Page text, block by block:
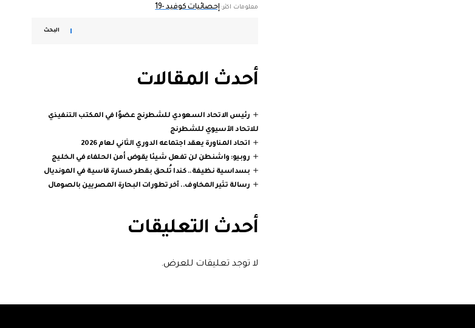
معلومات اكثر: إحصائيات كوفيد -19
البحث
أحدث المقالات
رئيس الاتحاد السعودي للشطرنج عضوًا في المكتب التنفيذي
للاتحاد الآسيوي للشطرنج
اتحاد المناورة يعقد اجتماعه الدوري الثاني لعام 2026
روبيو: واشنطن لن تفعل شيئا يقوض أمن الحلفاء في الخليج
بسداسية نظيفة.. كندا تُلحق بقطر خسارة قاسية في المونديال
رسالة تثير المخاوف.. آخر تطورات البحارة المصريين بالصومال
أحدث التعليقات
لا توجد تعليقات للعرض.